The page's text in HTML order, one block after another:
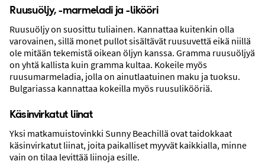
Ruusuöljy, -marmeladi ja -likööri
Ruusuöljy on suosittu tuliainen. Kannattaa kuitenkin olla
varovainen, sillä monet pullot sisältävät ruusuvettä eikä niillä
ole mitään tekemistä oikean öljyn kanssa. Gramma ruusuöljyä
on yhtä kallista kuin gramma kultaa. Kokeile myös
ruusumarmeladia, jolla on ainutlaatuinen maku ja tuoksu.
Bulgariassa kannattaa kokeilla myös ruusulikööriä.
Käsinvirkatut liinat
Yksi matkamuistovinkki Sunny Beachillä ovat taidokkaat
käsinvirkatut liinat, joita paikalliset myyvät kaikkialla, minne
vain on tilaa levittää liinoja esille.
Rannat